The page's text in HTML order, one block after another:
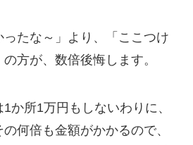
ったな～」より、「ここつけ
方が、数倍後悔します。
か所1万円もしないわりに、
何倍も金額がかかるので、